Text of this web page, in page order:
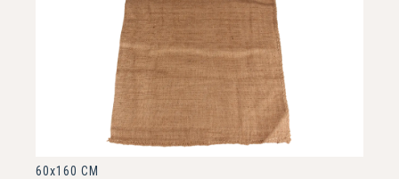
60x160 CM